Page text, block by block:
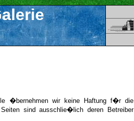
�bernehmen wir keine Haftung f�r die
sind ausschlie�lich deren Betreiber